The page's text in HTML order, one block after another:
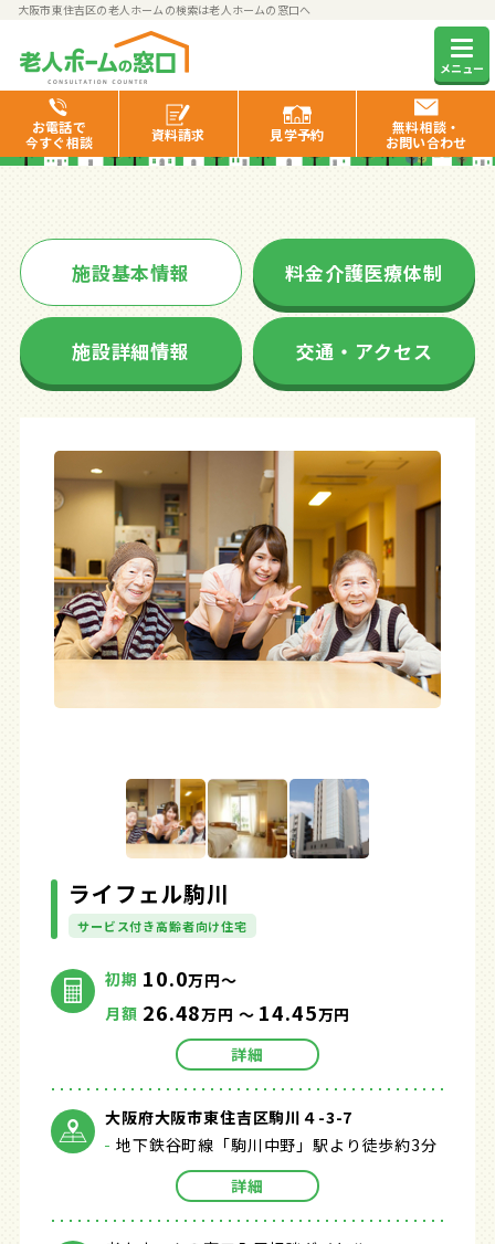
大阪市東住吉区の老人ホームの検索は老人ホームの窓口へ
メニュー
お電話で
今すぐ相談
資料請求 見学予約
無料相談・
お問い合わせ
ライフェル駒川
施設基本情報 料金介護医療体制
施設詳細情報 交通・アクセス
ライフェル駒川
サービス付き高齢者向け住宅
初期 10.0万円～
月額 26.48万円 ～ 14.45万円
詳細
大阪府大阪市東住吉区駒川４-3-7
地下鉄谷町線「駒川中野」駅より徒歩約3分
詳細